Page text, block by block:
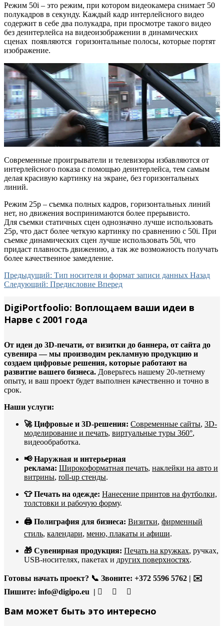
Режим 50i – это режим, при котором видеокамера снимает 50
полукадров в секунду. Каждый кадр интерлейсного видео
содержит в себе два полукадра, при просмотре такого видео
без деинтерлейса на видеоизображении в динамических
сценах появляются горизонтальные полосы, которые портят
изображение.
Современные проигрыватели и телевизоры избавляются от
интерлейсного показа с помощью деинтерлейса, тем самым
делая красивую картинку на экране, без горизонтальных
линий.
Режим 25p – съемка полных кадров, горизонтальных линий
нет, но движения воспринимаются более прерывисто.
Для съемки статичных сцен однозначно лучше использовать
25p, что даст более четкую картинку по сравнению с 50i. При
съемке динамических сцен лучше использовать 50i, что
придаст плавность движению, а так же возможность получать
более качественное замедление.
Предыдущий: Тип носителя и формат записи данных Назад
Следующий: Предисловие Вперед
DigiPortfoolio: Воплощаем ваши идеи в
Нарве с 2001 года
От идеи до 3D-печати, от визитки до баннера, от сайта до
сувенира — мы производим рекламную продукцию и
создаем цифровые решения, которые работают на
развитие вашего бизнеса. Доверьтесь нашему 20-летнему
опыту, и ваш проект будет выполнен качественно и точно в
срок.
Наши услуги:
🚀 Цифровые и 3D-решения: Современные сайты, 3D-
моделирование и печать, виртуальные туры 360°,
видеообработка.
📢 Наружная и интерьерная
реклама: Широкоформатная печать, наклейки на авто и
витрины, roll-up стенды.
👕 Печать на одежде: Нанесение принтов на футболки,
толстовки и рабочую форму.
🖨️ Полиграфия для бизнеса: Визитки, фирменный
стиль, календари, меню, плакаты и афиши.
🎁 Сувенирная продукция: Печать на кружках, ручках,
USB-носителях, пакетах и других поверхностях.
Готовы начать проект? 📞 Звоните: +372 5596 5762 | ✉️
Пишите: info@digipo.eu |
Вам может быть это интересно